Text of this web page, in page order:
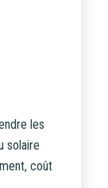
les
solaire
coût